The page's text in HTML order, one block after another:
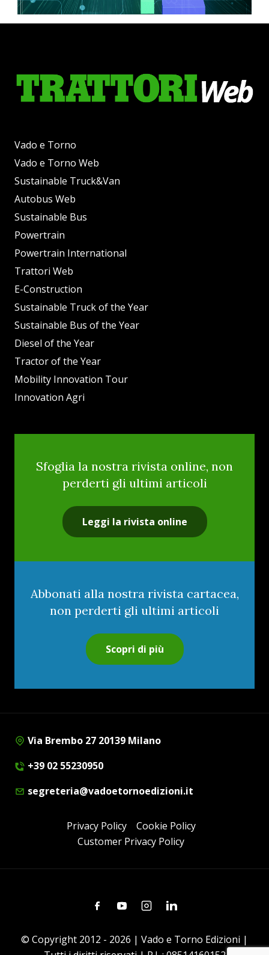
Vado e Torno
Vado e Torno Web
Sustainable Truck&Van
Autobus Web
Sustainable Bus
Powertrain
Powertrain International
Trattori Web
E-Construction
Sustainable Truck of the Year
Sustainable Bus of the Year
Diesel of the Year
Tractor of the Year
Mobility Innovation Tour
Innovation Agri
Sfoglia la nostra rivista online, non
perderti gli ultimi articoli
Leggi la rivista online
Abbonati alla nostra rivista cartacea,
non perderti gli ultimi articoli
Scopri di più
Via Brembo 27 20139 Milano
+39 02 55230950
segreteria@vadoetornoedizioni.it
Privacy Policy
Cookie Policy
Customer Privacy Policy
FacebookYoutubeInstagramLinkedin
© Copyright 2012 - 2026 | Vado e Torno Edizioni |